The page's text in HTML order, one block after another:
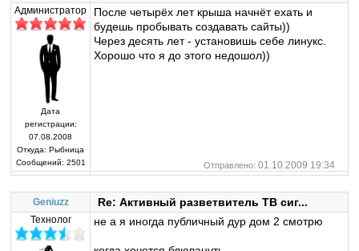
Администратор
Дата
регистрации:
07.08.2008
Откуда: Рыбница
Сообщений: 2501
После четырёх лет крыша начнёт ехать и
будешь пробывать создавать сайты))
Через десять лет - установишь себе линукс.
Хорошо что я до этого недошол))
Отправлено: 01.10.2009 19:34
Geniuzz Re: Активный разветвитель ТВ сиг...
Технолог не а я иногда публичный дур дом 2 смотрю